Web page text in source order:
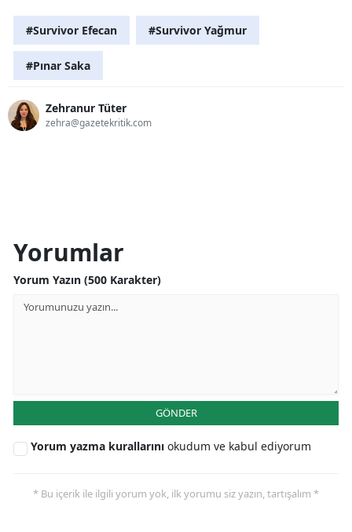
#Survivor Efecan #Survivor Yağmur
#Pınar Saka
Zehranur Tüter
zehra@gazetekritik.com
Yorumlar
Yorum Yazın (500 Karakter)
GÖNDER
Yorum yazma kurallarını okudum ve kabul ediyorum
* Bu içerik ile ilgili yorum yok, ilk yorumu siz yazın, tartışalım *